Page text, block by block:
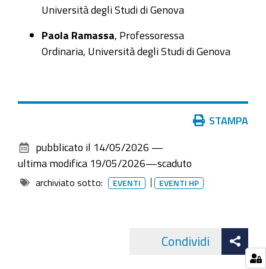
QuagliUniversità degli Studi di Genova
Paola Ramassa , Professoressa
Ordinaria, Università degli Studi di Genova
documento
STAMPA
pubblicato il 14/05/2026 —
ultima modifica 19/05/2026—scaduto
archiviato sotto: EVENTI EVENTI HP
Condividi